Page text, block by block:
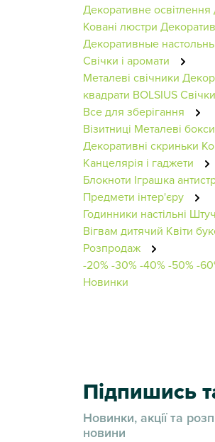
Декоративне
Ковані люстри
Декоративные
Свічки і аромати
Металеві свічники
квадрати BOLSIUS
Все для зберігання
Візитниці Металеві бокси
Декоративні скриньки
Канцелярія і гаджети
Блокноти Іграшка
Предмети інтер'єру
Годинники настільні
Вігвам дитячий Квіти
Розпродаж
-20%-30%-40%-50%-
Новинки
Підпишись
Новинки, акції та
новини